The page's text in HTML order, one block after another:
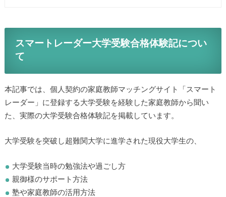
スマートレーダー大学受験合格体験記につい
て
本記事では、個人契約の家庭教師マッチングサイト「スマート
レーダー」に登録する大学受験を経験した家庭教師から聞い
た、実際の大学受験合格体験記を掲載しています。
大学受験を突破し超難関大学に進学された現役大学生の、
大学受験当時の勉強法や過ごし方
親御様のサポート方法
塾や家庭教師の活用方法